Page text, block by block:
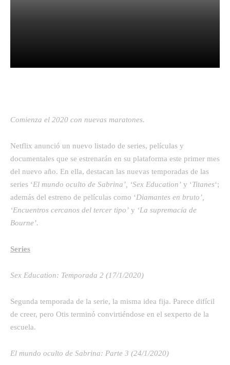
Comienza el 2020 con nuevas maratones.
Netflix anunció un nuevo listado de series, películas y
documentales que se estrenarán en su plataforma este primer mes
del nuevo año. En ella, destacan las nuevas temporadas de las
series ‘El mundo oculto de Sabrina’, ‘Sex Education’ y ‘Titanes‘;
además del estreno de películas como ‘Diamantes en bruto’,
‘Encuentros cercanos del tercer tipo’ y ‘La supremacía de
Bourne’.
Series
Sex Education: Temporada 2 (17/1/2020)
Segunda temporada de la serie, la misma idea fija. Parece difícil
de creer, pero Otis terminó convirtiéndose en el sexperto de la
escuela.
El mundo oculto de Sabrina: Parte 3 (24/1/2020)